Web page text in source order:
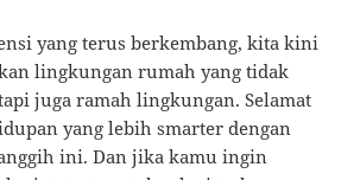
yang terus berkembang, kita kini
lingkungan rumah yang tidak
juga ramah lingkungan. Selamat
yang lebih smarter dengan
ini. Dan jika kamu ingin